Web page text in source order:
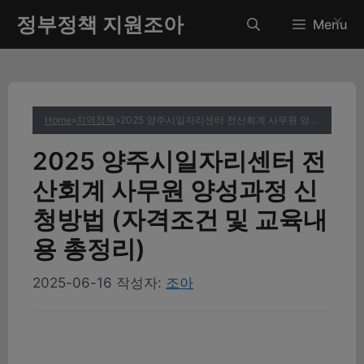
츠
정부정책 지원조아 Menu
Home»지역정책 » 2025 양주시일자리센터 전산회계 사무원 양성과정 신청방법 (자격조건 및 교육내용 총정리)
2025 양주시일자리센터 전
산회계 사무원 양성과정 신
청방법 (자격조건 및 교육내
용 총정리)
2025-06-16 작성자: 조아
✕